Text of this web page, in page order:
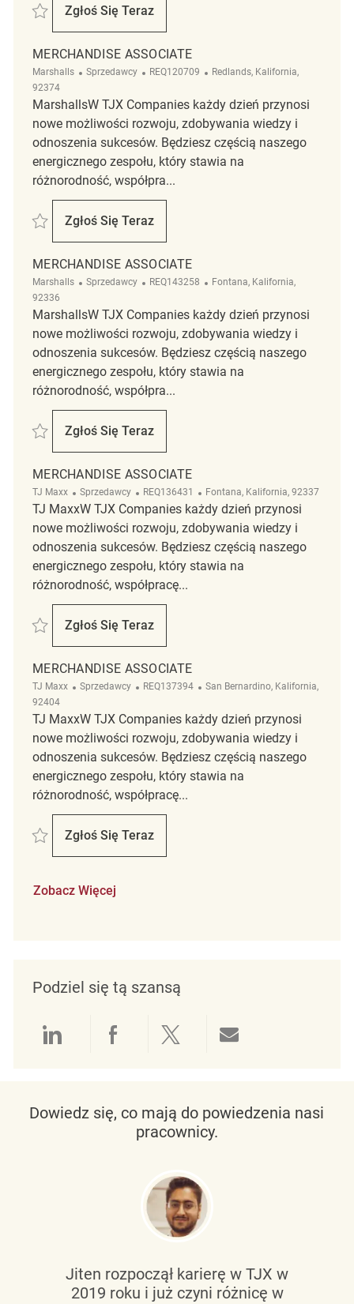
Zapisać merchandise associate REQ98022
Zgłoś Się Teraz
Merchandise Associate
MERCHANDISE ASSOCIATE
Marshalls Kategoria
Sprzedawcy ReqId
REQ120709 Lokalizacja
Redlands, Kalifornia,
92374
MarshallsW TJX Companies każdy dzień przynosi
nowe możliwości rozwoju, zdobywania wiedzy i
odnoszenia sukcesów. Będziesz częścią naszego
energicznego zespołu, który stawia na
różnorodność, współpra...
Zapisać Merchandise Associate REQ120709
Zgłoś Się Teraz
Merchandise Associate
MERCHANDISE ASSOCIATE
Marshalls Kategoria
Sprzedawcy ReqId
REQ143258 Lokalizacja
Fontana, Kalifornia,
92336
MarshallsW TJX Companies każdy dzień przynosi
nowe możliwości rozwoju, zdobywania wiedzy i
odnoszenia sukcesów. Będziesz częścią naszego
energicznego zespołu, który stawia na
różnorodność, współpra...
Zapisać merchandise associate REQ143258
Zgłoś Się Teraz
Merchandise Associate
MERCHANDISE ASSOCIATE
TJ Maxx Kategoria
Sprzedawcy ReqId
REQ136431 Lokalizacja
Fontana, Kalifornia, 92337
TJ MaxxW TJX Companies każdy dzień przynosi
nowe możliwości rozwoju, zdobywania wiedzy i
odnoszenia sukcesów. Będziesz częścią naszego
energicznego zespołu, który stawia na
różnorodność, współpracę...
Zapisać Merchandise Associate REQ136431
Zgłoś Się Teraz
Merchandise Associate
MERCHANDISE ASSOCIATE
TJ Maxx Kategoria
Sprzedawcy ReqId
REQ137394 Lokalizacja
San Bernardino, Kalifornia,
92404
TJ MaxxW TJX Companies każdy dzień przynosi
nowe możliwości rozwoju, zdobywania wiedzy i
odnoszenia sukcesów. Będziesz częścią naszego
energicznego zespołu, który stawia na
różnorodność, współpracę...
Zapisać Merchandise Associate REQ137394
Zgłoś Się Teraz
Merchandise Associate
Zobacz Więcej
Podziel się tą szansą
Udostępnianie przez LinkedIn
Udostępnianie przez
Udostępnij przez
Dowiedz się, co mają do powiedzenia nasi
pracownicy.
Jiten rozpoczął karierę w TJX w
2019 roku i już czyni różnicę w